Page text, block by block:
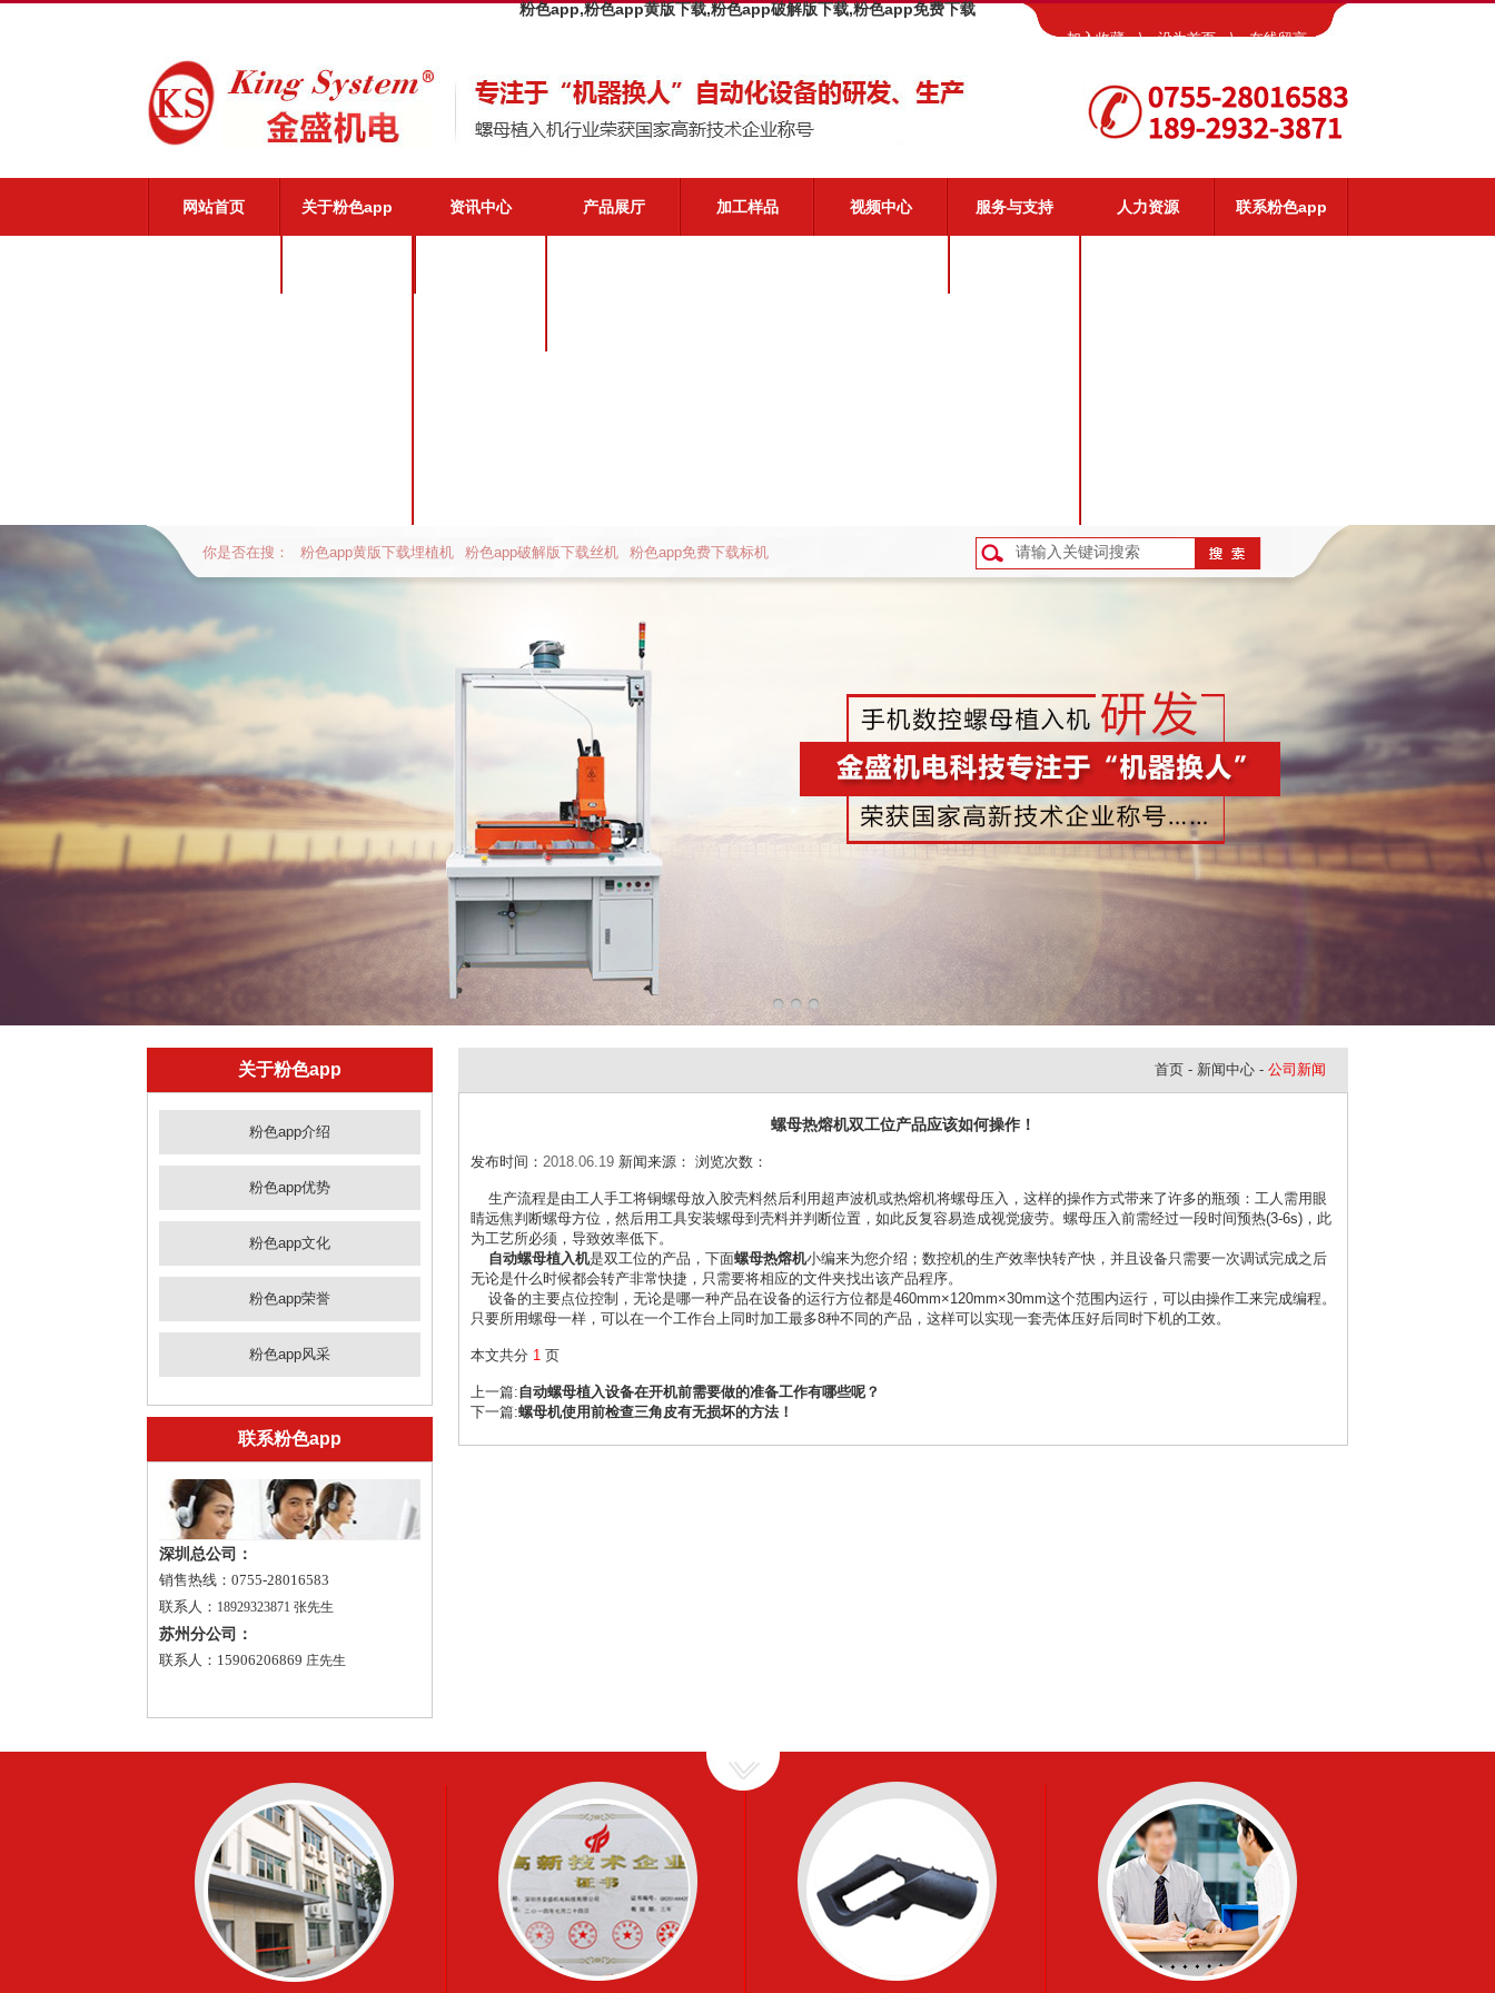
粉色app,粉色app黄版下载,粉色app破解版下载,粉色app免费下载
加入收藏\设为首页\在线留言
网站首页 关于粉色app 资讯中心 产品展厅 加工样品 视频中心 服务与支持 人力资源 联系粉色app
你是否在搜： 粉色app黄版下载埋植机 粉色app破解版下载丝机 粉色app免费下载标机
全自动贴辅料流水线体
关于粉色app
粉色app介绍
粉色app优势
粉色app文化
粉色app荣誉
粉色app风采
联系粉色app
深圳总公司：
销售热线：0755-28016583
联系人： 18929323871 张先生
苏州分公司：
联系人：15906206869 庄先生
首页 - 新闻中心 - 公司新闻
螺母热熔机双工位产品应该如何操作！
发布时间： 2018.06.19 新闻来源： 浏览次数：
生产流程是由工人手工将铜螺母放入胶壳料然后利用超声波机或热熔机将螺母压入，这样的操作方式带来了许多的瓶颈：工人需用眼
睛远焦判断螺母方位，然后用工具安装螺母到壳料并判断位置，如此反复容易造成视觉疲劳。螺母压入前需经过一段时间预热(3-6s)，此
为工艺所必须，导致效率低下。
自动螺母植入机是双工位的产品，下面螺母热熔机小编来为您介绍；数控机的生产效率快转产快，并且设备只需要一次调试完成之后
无论是什么时候都会转产非常快捷，只需要将相应的文件夹找出该产品程序。
设备的主要点位控制，无论是哪一种产品在设备的运行方位都是460mm×120mm×30mm这个范围内运行，可以由操作工来完成编程。
只要所用螺母一样，可以在一个工作台上同时加工最多8种不同的产品，这样可以实现一套壳体压好后同时下机的工效。
本文共分 1 页
上一篇:自动螺母植入设备在开机前需要做的准备工作有哪些呢？
下一篇:螺母机使用前检查三角皮有无损坏的方法！